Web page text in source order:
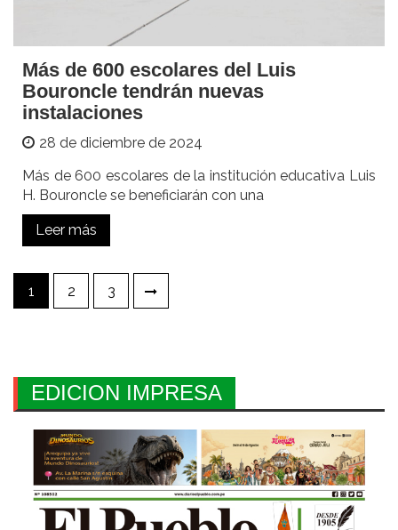
Más de 600 escolares del Luis
Bouroncle tendrán nuevas
instalaciones
28 de diciembre de 2024
Más de 600 escolares de la institución educativa Luis
H. Bouroncle se beneficiarán con una
Leer más
Paginación
de
1 2 3
EDICION IMPRESA